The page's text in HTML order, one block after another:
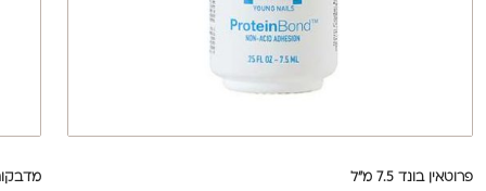
פרוטאין בונד 7.5 מ"ל